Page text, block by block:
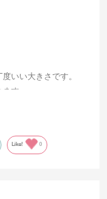
いい大きさです。
す。
れに・・・
Like! 0